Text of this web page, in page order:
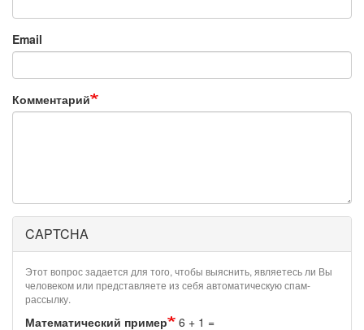
Email
Комментарий
CAPTCHA
Этот вопрос задается для того, чтобы выяснить, являетесь ли Вы
человеком или представляете из себя автоматическую спам-
рассылку.
Математический пример 6 + 1 =